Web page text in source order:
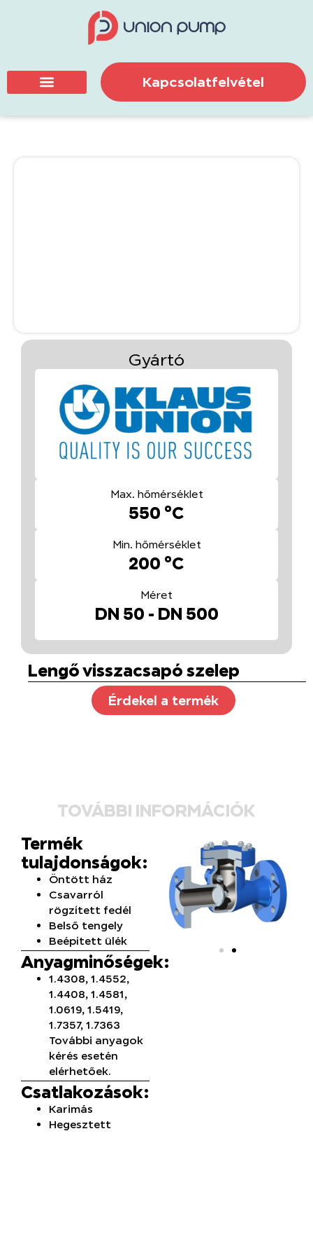
Kapcsolatfelvétel
Gyártó
Max. hőmérséklet
550 °C
Min. hőmérséklet
200 °C
Méret
DN 50 - DN 500
Lengő visszacsapó szelep
Érdekel a termék
TOVÁBBI INFORMÁCIÓK
Termék
tulajdonságok:
Öntött ház
Csavarról
rögzített fedél
Belső tengely
Beépített ülék
Anyagminőségek:
1.4308, 1.4552,
1.4408, 1.4581,
1.0619, 1.5419,
1.7357, 1.7363
További anyagok
kérés esetén
elérhetőek.
Csatlakozások:
Karimás
Hegesztett